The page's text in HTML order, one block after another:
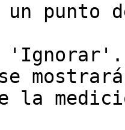
punto
'Ignorar'.
la